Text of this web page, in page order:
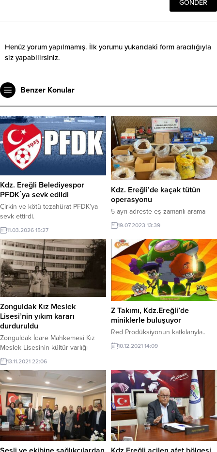
Henüz yorum yapılmamış. İlk yorumu yukarıdaki form aracılığıyla
siz yapabilirsiniz.
Benzer Konular
Kdz. Ereğli Belediyespor
PFDK`ya sevk edildi
Çirkin ve kötü tezahürat PFDK’ya
sevk ettirdi.
11.03.2026 15:27
Kdz. Ereğli’de kaçak tütün
operasyonu
5 ayrı adreste eş zamanlı arama
19.07.2023 13:39
Zonguldak Kız Meslek
Lisesi’nin yıkım kararı
durduruldu
Zonguldak İdare Mahkemesi Kız
Meslek Lisesinin kültür varlığı
olarak tescilini kaldıran Karabük
Kültür Varlıklarını Koruma Bölge
Kurulunun kararının yürütmesini
durdurdu. Kararla tarihi lise
yeniden kültür varlığı olarak tescil
edildi.
13.11.2021 22:06
Z Takımı, Kdz.Ereğli’de
miniklerle buluşuyor
Red Prodüksiyonun katkılarıyla..
10.12.2021 14:09